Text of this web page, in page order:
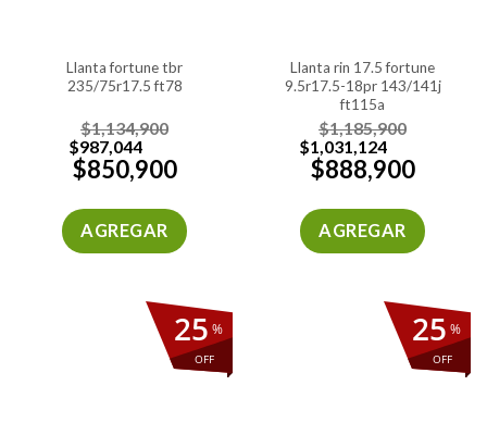
llanta fortune tbr
235/75r17.5 ft78
$1,134,900
$987,044
$850,900
AGREGAR
llanta rin 17.5 fortune
9.5r17.5-18pr 143/141j
ft115a
$1,185,900
$1,031,124
$888,900
AGREGAR
%
OFF
25 %
OFF
25